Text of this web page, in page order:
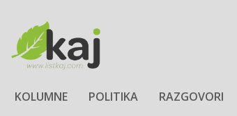
KOLUMNE POLITIKA RAZGOVORI